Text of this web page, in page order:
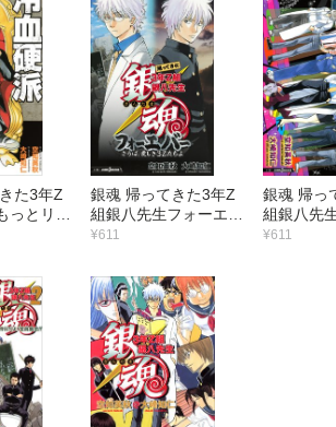
た3年Z
っとリタ
派高杉
銀魂 帰ってきた3年Z
組銀八先生フォーエバ
ー さらば、愛しき3Z
¥611
銀魂 帰っ
組銀八先
ス ファン
¥611